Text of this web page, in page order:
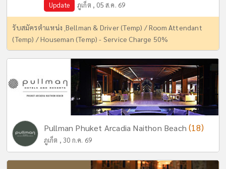
Update ภูเก็ต , 05 ส.ค. 69
รับสมัครตำแหน่ง ฺBellman & Driver (Temp) / Room Attendant
(Temp) / Houseman (Temp) - Service Charge 50%
Pullman Phuket Arcadia Naithon Beach(18)
ภูเก็ต , 30 ก.ค. 69